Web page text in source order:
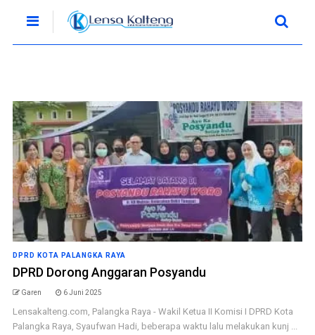
DPRD KOTA PALANGKA RAYA
DPRD Dorong Anggaran Posyandu
Garen 6 Juni 2025
Lensakalteng.com, Palangka Raya - Wakil Ketua II Komisi I DPRD Kota
Palangka Raya, Syaufwan Hadi, beberapa waktu lalu melakukan kunj ...